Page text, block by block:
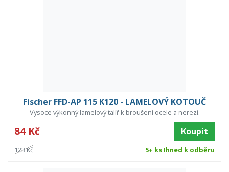
Fischer FFD-AP 115 K120 - LAMELOVÝ KOTOUČ
Vysoce výkonný lamelový talíř k broušení ocele a nerezi.
84 Kč Koupit
123 Kč 5+ ks Ihned k odběru